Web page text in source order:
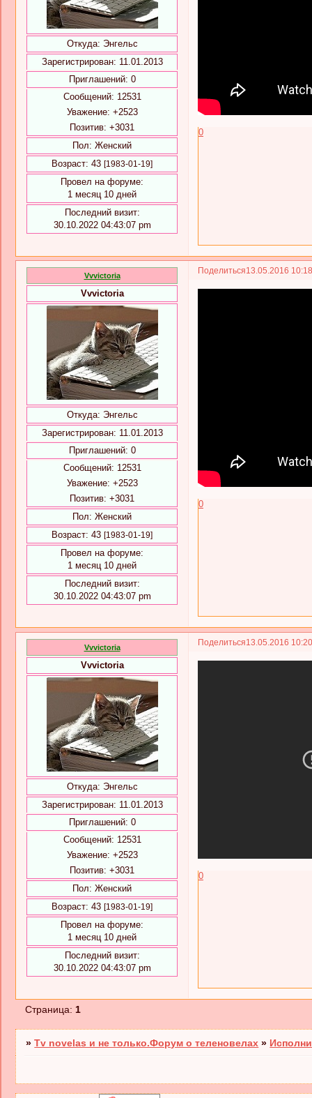
Откуда: Энгельс
Зарегистрирован: 11.01.2013
Приглашений: 0
Сообщений: 12531
Уважение: +2523
Позитив: +3031
Пол: Женский
Возраст: 43 [1983-01-19]
Провел на форуме:
1 месяц 10 дней
Последний визит:
30.10.2022 04:43:07 pm
0
Поделиться13.05.2016
Vvvictoria
Vvvictoria
Откуда: Энгельс
Зарегистрирован: 11.01.2013
Приглашений: 0
Сообщений: 12531
Уважение: +2523
Позитив: +3031
Пол: Женский
Возраст: 43 [1983-01-19]
Провел на форуме:
1 месяц 10 дней
Последний визит:
30.10.2022 04:43:07 pm
0
Поделиться13.05.2016
Vvvictoria
Vvvictoria
Откуда: Энгельс
Зарегистрирован: 11.01.2013
Приглашений: 0
Сообщений: 12531
Уважение: +2523
Позитив: +3031
Пол: Женский
Возраст: 43 [1983-01-19]
Провел на форуме:
1 месяц 10 дней
Последний визит:
30.10.2022 04:43:07 pm
0
Страница: 1
»Tv novelas и не только.Форум о теленовелах »